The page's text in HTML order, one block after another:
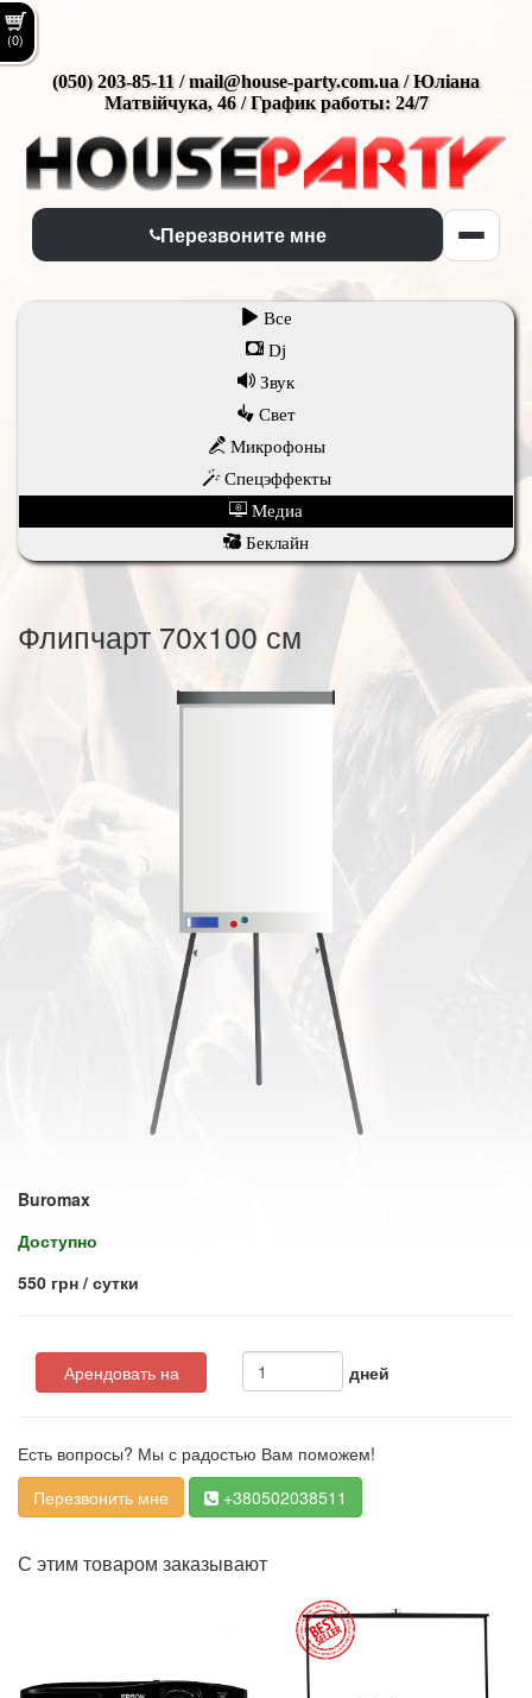
(0)
(050) 203-85-11 / mail@house-party.com.ua / Юліана
Матвійчука, 46 / График работы: 24/7
Перезвоните мне
Все
Dj
Звук
Свет
Микрофоны
Спецэффекты
Медиа
Беклайн
Флипчарт 70х100 см
Buromax
Доступно
550 грн / сутки
Арендовать на дней
Есть вопросы? Мы с радостью Вам поможем!
Перезвонить мне
+380502038511
С этим товаром заказывают